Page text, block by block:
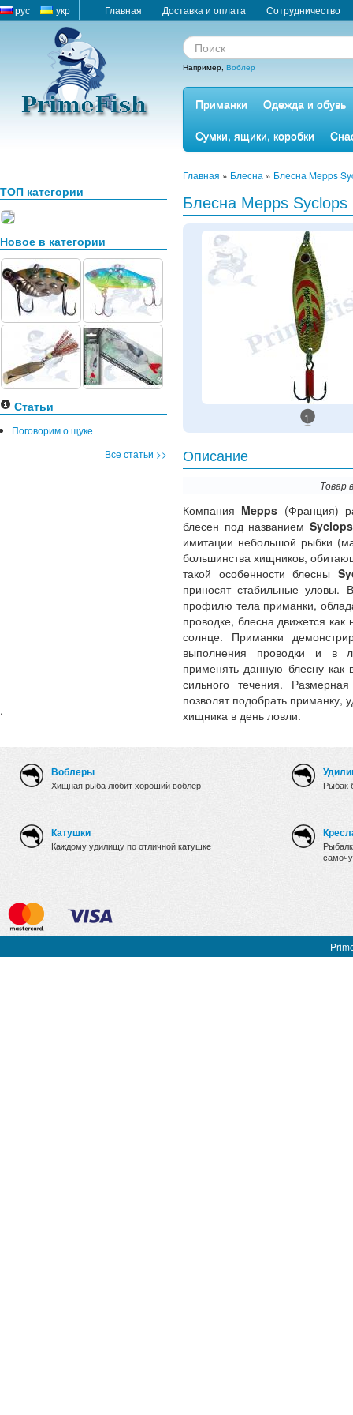
рус укр Главная Доставка и оплата Сотрудничество
Например, Воблер
Приманки
Одежда и обувь
Сумки, ящики, коробки
ТОП категории
Новое в категории
Статьи
Поговорим о щуке
Все статьи >>
.
Главная » Блесна » Блесна Mepps
Блесна Mepps Syclops
1
Описание
Товар
Компания Mepps (Франция)
блесен под названием Syclops
имитации небольшой рыбки
большинства хищников,
такой особенности блесны
приносят стабильные уловы.
профилю тела приманки,
проводке, блесна движется
солнце. Приманки
выполнения проводки и в
применять данную блесну как
сильного течения.
позволят подобрать
хищника в день ловли.
Воблеры
Хищная рыба любит хороший воблер
Катушки
Каждому удилищу по отличной катушке
Рыбак